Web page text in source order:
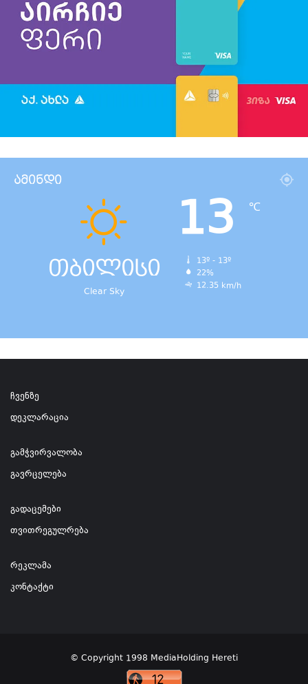
ამინდი
თბილისი
Clear Sky
13 ℃
13º - 13º
22%
12.35 km/h
ჩვენზე
დეკლარაცია
გამჭვირვალობა
გავრცელება
გადაცემები
თვითრეგულრება
რეკლამა
კონტაქტი
© Copyright 1998 MediaHolding Hereti